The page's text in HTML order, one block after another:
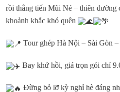
rồi thẳng tiến Mũi Né – thiên đường
khoảnh khắc khó quên
Tour ghép Hà Nội – Sài Gòn
Bay khứ hồi, giá trọn gói chỉ
Đừng bỏ lỡ kỳ nghỉ hè đáng